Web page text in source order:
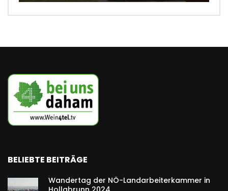
BELIEBTE BEITRÄGE
Wandertag der NÖ-Landarbeiterkammer in